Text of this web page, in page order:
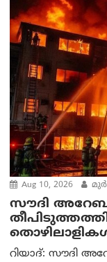
Aug 10, 2026
സൗദി
റിയാദ്: സൗദി